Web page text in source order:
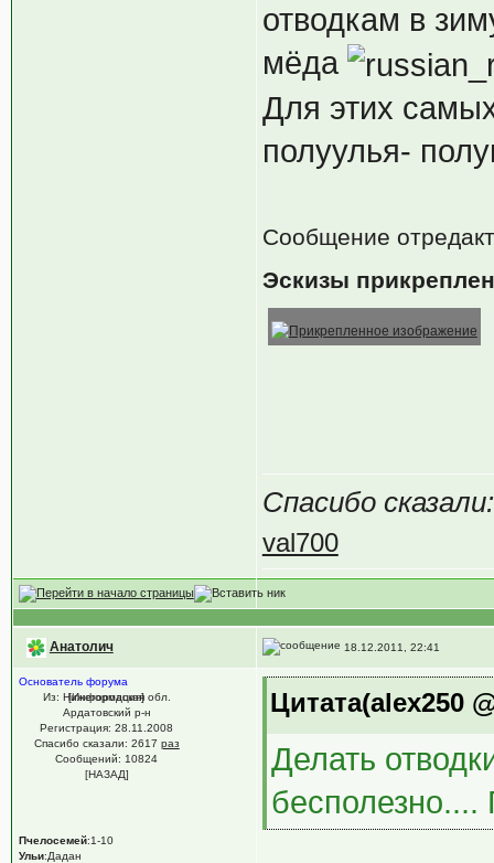
отводкам в
мёда
Для этих
полуулья-
Сообщение
Эскизы
Спасибо сказали:
val700
Анатолич 18.12.2011, 22:41
Основатель форума
[Информация]
Из: Нижегородская обл.
Ардатовский р-н
Регистрация: 28.11.2008
Спасибо сказали: 2617 раз
Сообщений: 10824
[НАЗАД]
Пчелосемей:1-10
Ульи:Дадан
Цитата(alex250
Делать
бесполезно....